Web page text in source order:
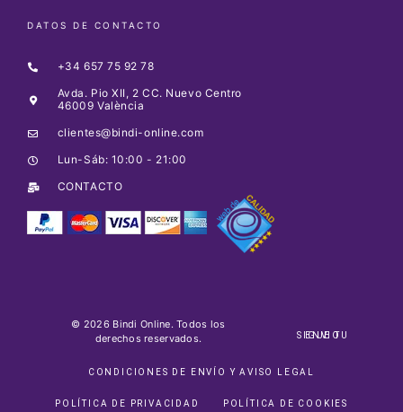
DATOS DE CONTACTO
+34 657 75 92 78
Avda. Pio XII, 2 CC. Nuevo Centro
46009 València
clientes@bindi-online.com
Lun-Sáb: 10:00 - 21:00
CONTACTO
© 2026 Bindi Online. Todos los
derechos reservados.
SIGUE TU ENVIO
CONDICIONES DE ENVÍO Y AVISO LEGAL
POLÍTICA DE PRIVACIDAD POLÍTICA DE COOKIES